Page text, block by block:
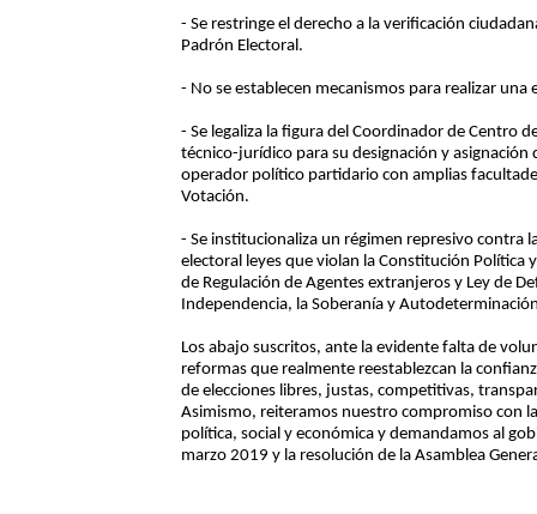
- Se restringe el derecho a la verificación
Padrón Electoral.
- No se establecen mecanismos para realizar una
- Se legaliza la figura del Coordinador de Centro
técnico-jurídico para su designación y
operador político partidario con amplias
Votación.
- Se institucionaliza un régimen represivo contra
electoral leyes que violan la Constitución Política
de Regulación de Agentes extranjeros y Ley de
Independencia, la Soberanía y
Los abajo suscritos, ante la evidente falta de
reformas que realmente reestablezcan la
de elecciones libres, justas, competitivas,
Asimismo, reiteramos nuestro compromiso con
política, social y económica y demandamos al
marzo 2019 y la resolución de la Asamblea